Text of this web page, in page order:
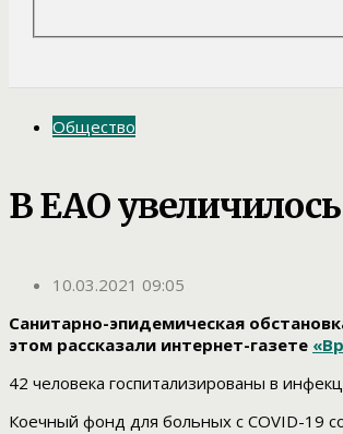
Общество
В ЕАО
10.03.2021 09:05
Санитарно-эпидемическая
этом рассказали интернет-газете
42 человека госпитализированы в
Коечный фонд для больных с COVID-19